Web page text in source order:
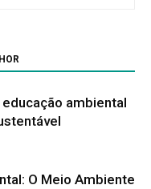
ambiental
O Meio Ambiente